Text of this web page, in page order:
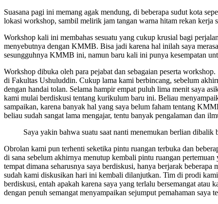
Suasana pagi ini memang agak mendung, di beberapa sudut kota
lokasi workshop, sambil melirik jam tangan warna hitam rekan kerja
Workshop kali ini membahas sesuatu yang cukup krusial bagi
menyebutnya dengan KMMB. Bisa jadi karena hal inilah saya
sesungguhnya KMMB ini, namun baru kali ini punya kesempatan
Workshop dibuka oleh para pejabat dan sebagaian peserta
di Fakultas Ushuluddin. Cukup lama kami berbincang, sebelum
dengan handai tolan. Selama hampir empat puluh lima menit saya
kami mulai berdiskusi tentang kurikulum baru ini. Beliau
sampaikan, karena banyak hal yang saya belum faham tentang
beliau sudah sangat lama mengajar, tentu banyak pengalaman dan
Saya yakin bahwa suatu saat nanti menemukan berlian
Obrolan kami pun terhenti seketika pintu ruangan terbuka dan
di sana sebelum akhirnya menutup kembali pintu ruangan
tempat dimana seharusnya saya berdiskusi, hanya berjarak
sudah kami diskusikan hari ini kembali dilanjutkan. Tim di prodi
berdiskusi, entah apakah karena saya yang terlalu bersemangat
dengan penuh semangat menyampaikan sejumput pemahaman saya